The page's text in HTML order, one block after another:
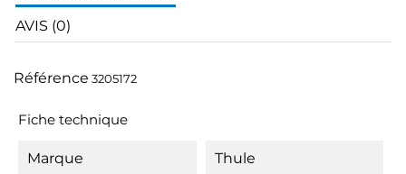
AVIS (0)
Référence 3205172
Fiche technique
Marque Thule